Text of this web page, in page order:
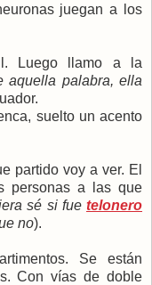
juegan a los
Luego llamo a la
aquella palabra, ella
suelto un acento
partido voy a ver. El
personas a las que
sé si fuetelonero
no).
Se están
Con vías de doble